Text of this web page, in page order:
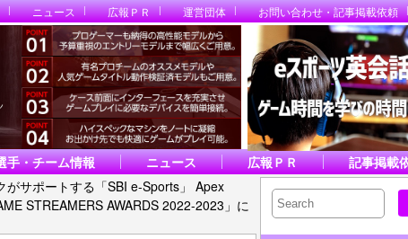
ニュース 広報ＰＲ 運営団体 お問い合わせ・記事掲載依頼
手・チーム情報 ニュース 広報ＰＲ
記事掲載
がサポートする「SBI e-Sports」 Apex
STREAMERS AWARDS 2022-2023」に